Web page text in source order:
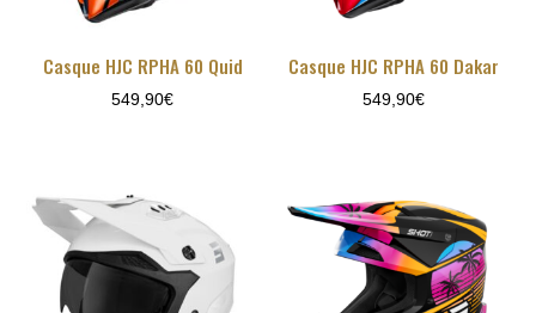
Casque HJC RPHA 60 Quid
549,90€
Casque HJC RPHA 60 Dakar
549,90€